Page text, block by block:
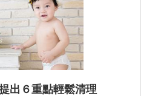
出６重點輕鬆清理